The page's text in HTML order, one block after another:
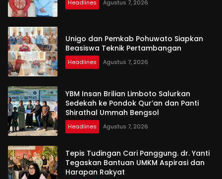
Headlines Agustus 7, 2026
Unigo dan Pemkab Pohuwato Siapkan
Beasiswa Teknik Pertambangan
Headlines Agustus 7, 2026
YBM Insan Brilian Limboto Salurkan
Sedekah ke Pondok Qur’an dan Panti
Shirathal Ummah Bengsol
Headlines Agustus 7, 2026
Tepis Tudingan Cari Panggung. dr. Yanti
Tegaskan Bantuan UMKM Aspirasi dan
Harapan Rakyat